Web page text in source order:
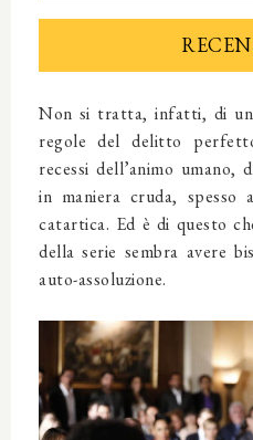
Non si tratta, infatti, di
regole del delitto
recessi dell’animo umano,
in maniera cruda, spesso
catartica. Ed è di questo
della serie sembra avere
auto-assoluzione.